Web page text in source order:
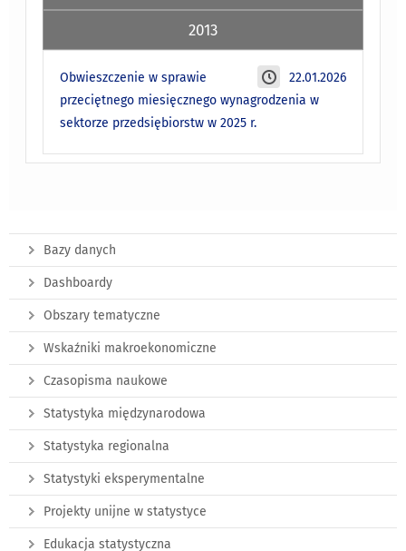
2013
22.01.2026
Obwieszczenie w sprawie
przeciętnego miesięcznego wynagrodzenia w
sektorze przedsiębiorstw w 2025 r.
Bazy danych
Dashboardy
Obszary tematyczne
Wskaźniki makroekonomiczne
Czasopisma naukowe
Statystyka międzynarodowa
Statystyka regionalna
Statystyki eksperymentalne
Projekty unijne w statystyce
Edukacja statystyczna